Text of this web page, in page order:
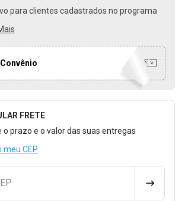
para clientes cadastrados no programa
Calcular o Frete
FRETE
o prazo e o valor das suas entregas
meu CEP